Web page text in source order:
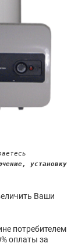
установку
Ваши
потребителем
оплаты за